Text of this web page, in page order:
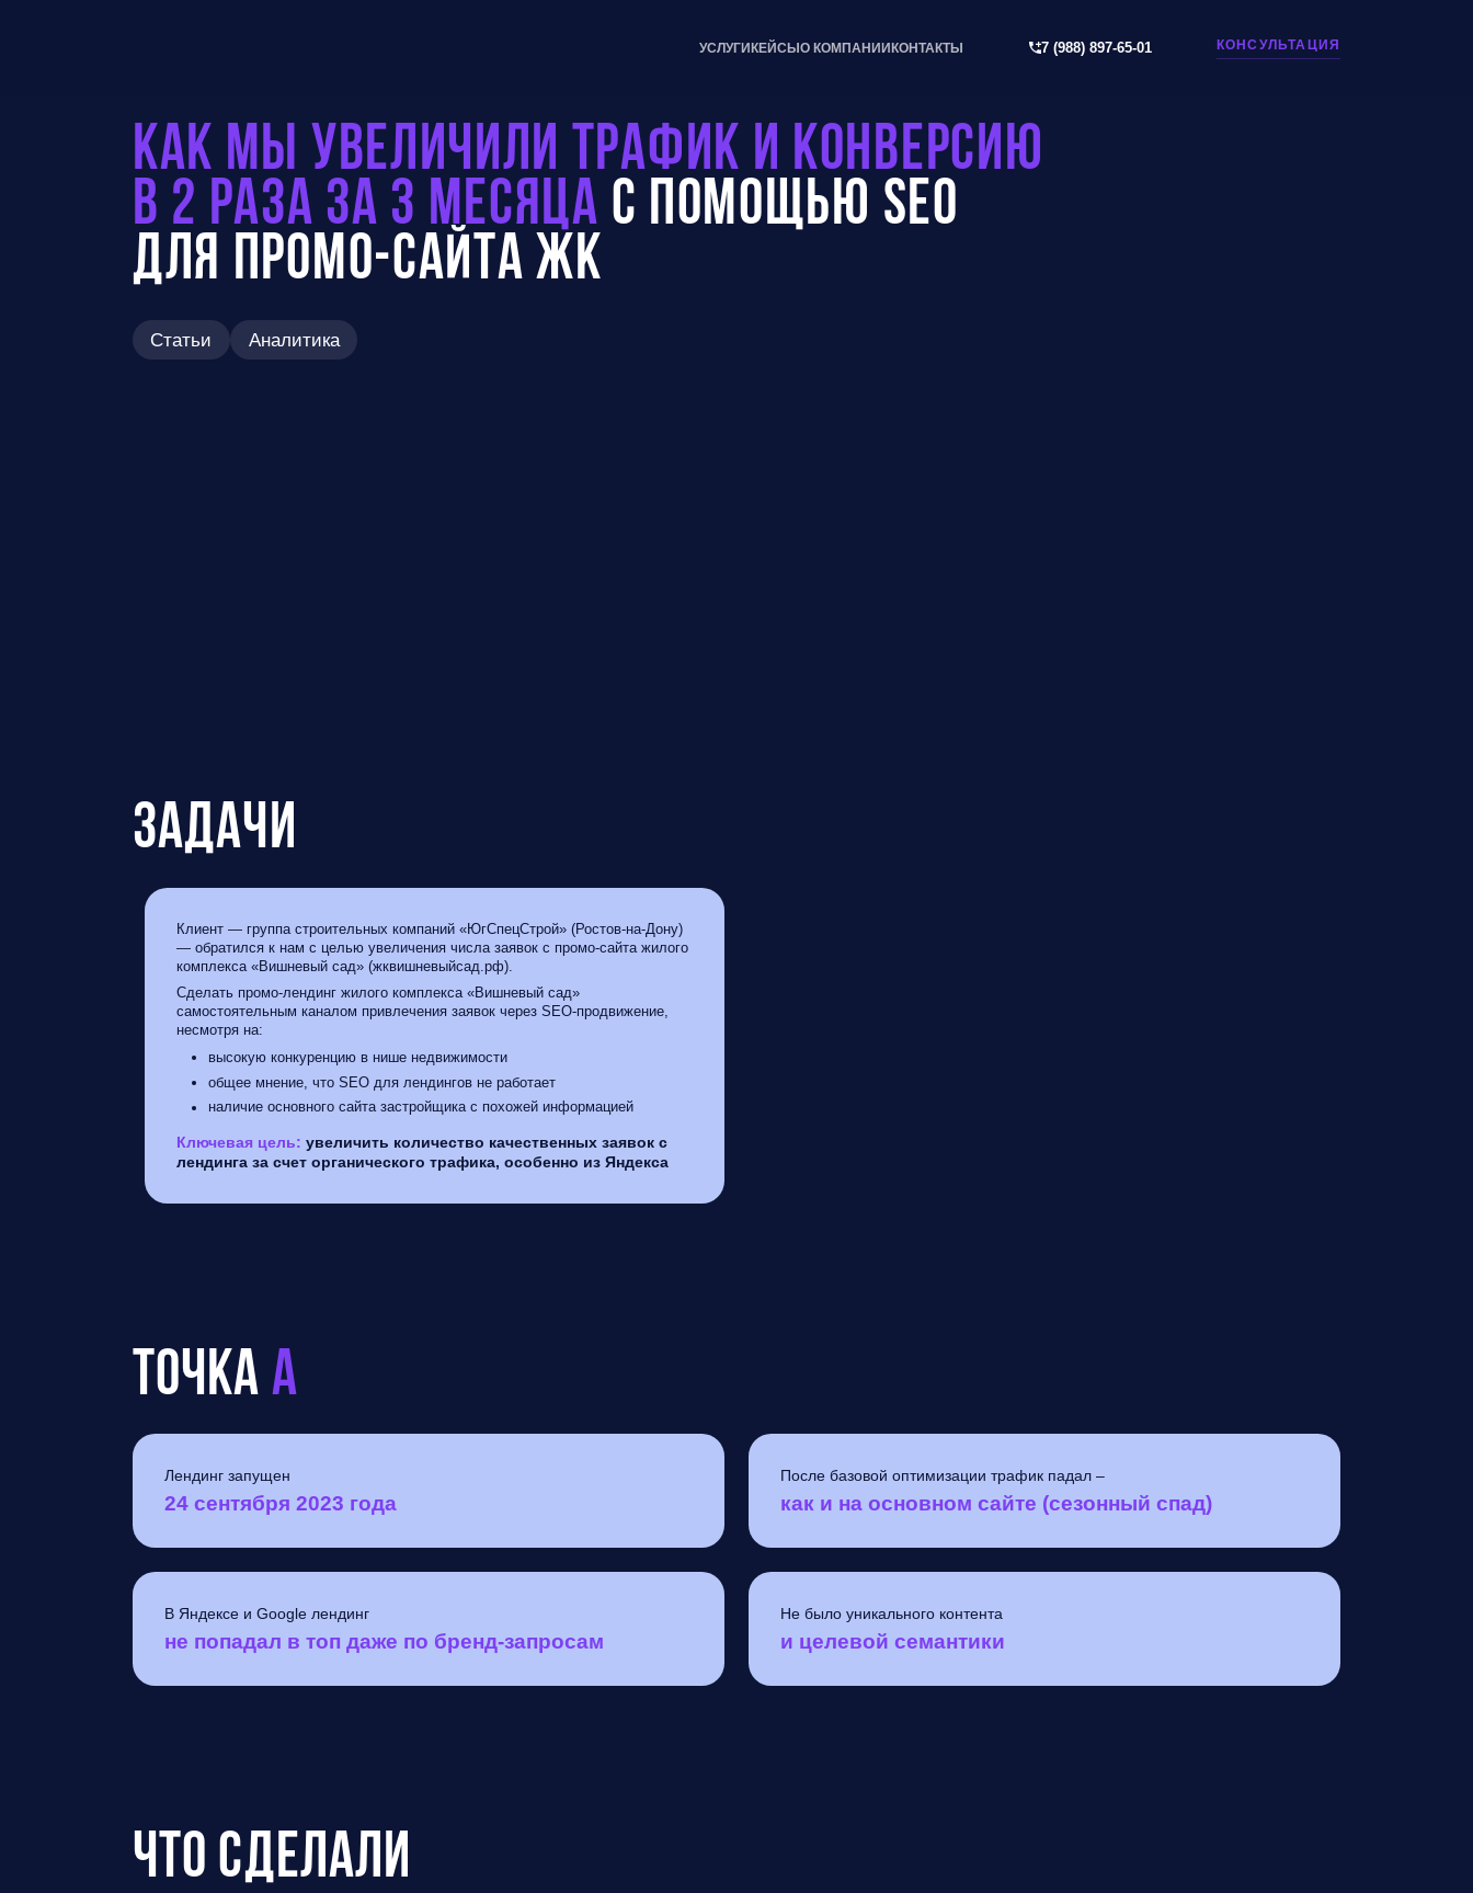
УСЛУГИКЕЙСЫО КОМПАНИИКОНТАКТЫ 7 (988) 897-65-01 КОНСУЛЬТАЦИЯ
Как мы увеличили трафик и конверсию
в 2 раза за 3 месяца с помощью SEO
для промо-сайта ЖК
Статьи Аналитика
Задачи
Клиент — группа строительных компаний «ЮгСпецСтрой» (Ростов-на-Дону)
— обратился к нам с целью увеличения числа заявок с промо-сайта жилого
комплекса «Вишневый сад» (жквишневыйсад.рф).
Сделать промо-лендинг жилого комплекса «Вишневый сад»
самостоятельным каналом привлечения заявок через SEO-продвижение,
несмотря на:
высокую конкуренцию в нише недвижимости
общее мнение, что SEO для лендингов не работает
наличие основного сайта застройщика с похожей информацией
Ключевая цель: увеличить количество качественных заявок с
лендинга за счет органического трафика, особенно из Яндекса
ТочкаА
Лендинг запущен
24 сентября 2023 года
После базовой оптимизации трафик падал –
как и на основном сайте (сезонный спад)
В Яндексе и Google лендинг
не попадал в топ даже по бренд-запросам
Не было уникального контента
и целевой семантики
Что сделали